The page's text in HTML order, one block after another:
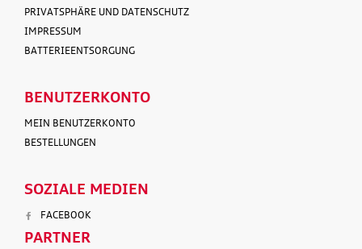
PRIVATSPHÄRE UND DATENSCHUTZ
IMPRESSUM
BATTERIEENTSORGUNG
BENUTZERKONTO
MEIN BENUTZERKONTO
BESTELLUNGEN
SOZIALE MEDIEN
FACEBOOK
PARTNER